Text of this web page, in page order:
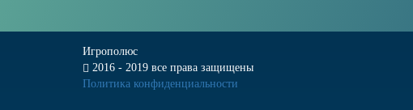
Игрополюс
2016 - 2019 все права защищены
Политика конфиденциальности